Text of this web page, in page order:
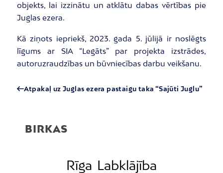
objekts, lai izzinātu un atklātu dabas vērtības pie
Juglas ezera.
Kā ziņots iepriekš, 2023. gada 5. jūlijā ir noslēgts
līgums ar SIA “Legāts” par projekta izstrādes,
autoruzraudzības un būvniecības darbu veikšanu.
Atpakaļ uz Juglas ezera pastaigu taka “Sajūti Juglu”
BIRKAS
Rīga Labklājība